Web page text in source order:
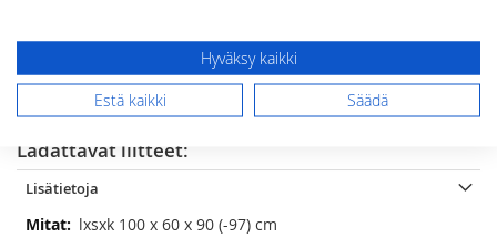
LISÄÄ TOIVELISTAAN
Ladattavat liitteet:
Lisätietoja
Lisätietojalxsxk 100 x 60 x 90 (-97) cm
Hyväksy kaikki
Estä kaikki Säädä